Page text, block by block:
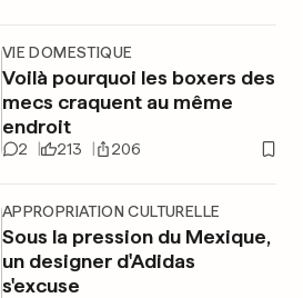
VIE DOMESTIQUE
Voilà pourquoi les boxers des
mecs craquent au même
endroit
2 213 206
APPROPRIATION CULTURELLE
Sous la pression du Mexique,
un designer d'Adidas
s'excuse